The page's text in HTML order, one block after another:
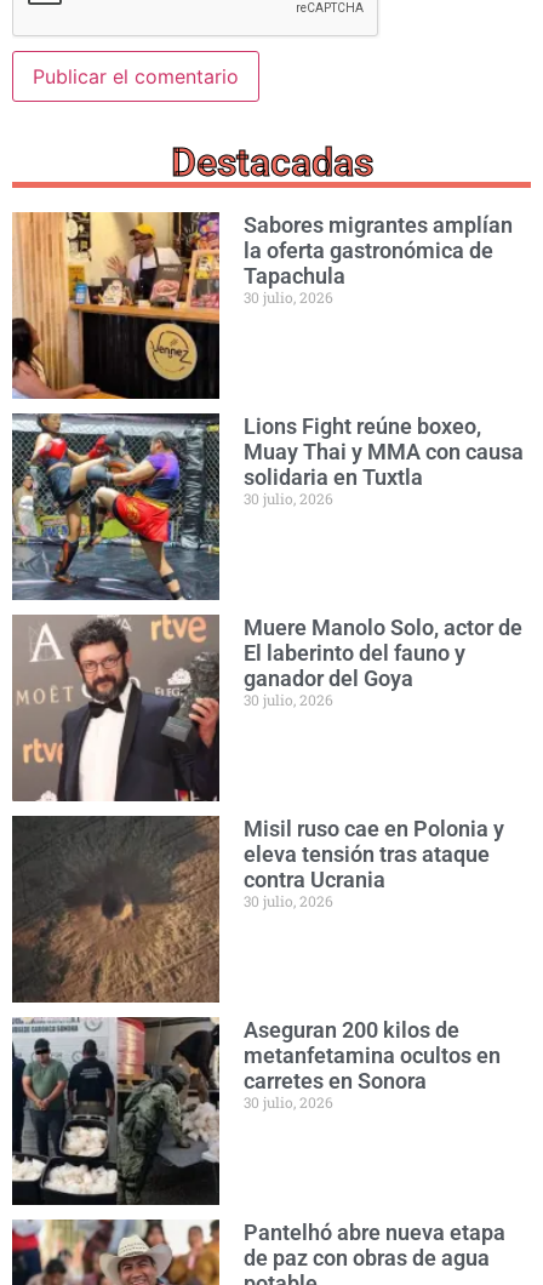
Destacadas
Sabores migrantes amplían
la oferta gastronómica de
Tapachula
30 julio, 2026
Lions Fight reúne boxeo,
Muay Thai y MMA con causa
solidaria en Tuxtla
30 julio, 2026
Muere Manolo Solo, actor de
El laberinto del fauno y
ganador del Goya
30 julio, 2026
Misil ruso cae en Polonia y
eleva tensión tras ataque
contra Ucrania
30 julio, 2026
Aseguran 200 kilos de
metanfetamina ocultos en
carretes en Sonora
30 julio, 2026
Pantelhó abre nueva etapa
de paz con obras de agua